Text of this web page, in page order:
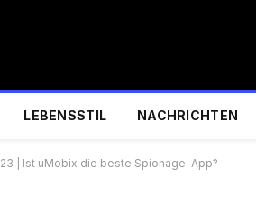
LEBENSSTIL NACHRICHTEN
| Ist uMobix die beste Spionage-App?